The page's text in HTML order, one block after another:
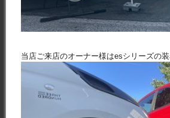
当店ご来店のオーナー様はesシリーズの